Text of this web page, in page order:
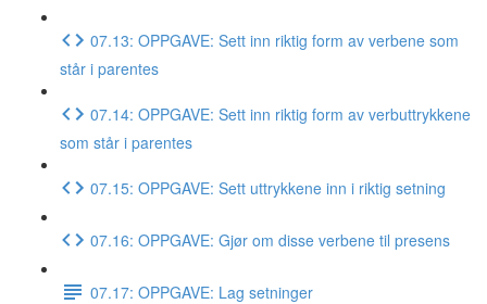
07.13: OPPGAVE: Sett inn riktig form av verbene som
står i parentes
07.14: OPPGAVE: Sett inn riktig form av verbuttrykkene
som står i parentes
07.15: OPPGAVE: Sett uttrykkene inn i riktig setning
07.16: OPPGAVE: Gjør om disse verbene til presens
07.17: OPPGAVE: Lag setninger